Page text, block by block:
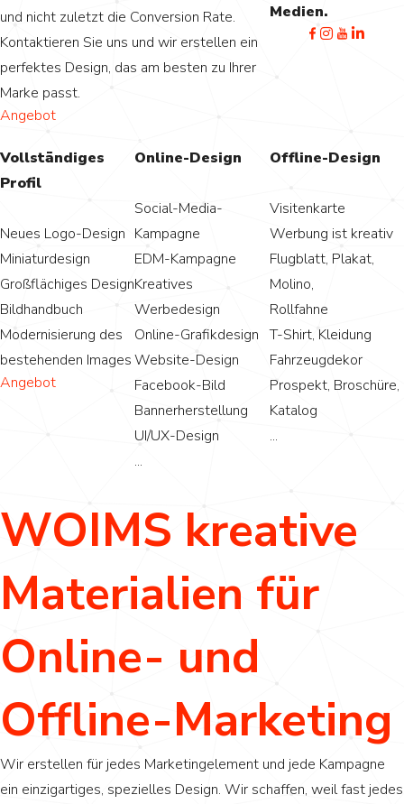
und nicht zuletzt die Conversion Rate.
Kontaktieren Sie uns und wir erstellen ein
perfektes Design, das am besten zu Ihrer
Marke passt.
Angebot
Medien.
Vollständiges
Profil
Neues Logo-Design
Miniaturdesign
Großflächiges Design
Bildhandbuch
Modernisierung des
bestehenden Images
Angebot
Online-Design
Social-Media-
Kampagne
EDM-Kampagne
Kreatives
Werbedesign
Online-Grafikdesign
Website-Design
Facebook-Bild
Bannerherstellung
UI/UX-Design
...
Offline-Design
Visitenkarte
Werbung ist kreativ
Flugblatt, Plakat,
Molino,
Rollfahne
T-Shirt, Kleidung
Fahrzeugdekor
Prospekt, Broschüre,
Katalog
...
WOIMS kreative
Materialien für
Online- und
Offline-Marketing
Wir erstellen für jedes Marketingelement und jede Kampagne
ein einzigartiges, spezielles Design. Wir schaffen, weil fast jedes